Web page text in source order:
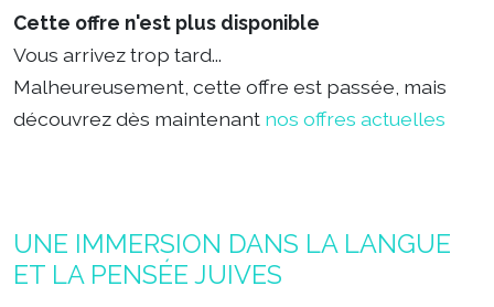
Cette offre n'est plus disponible
Vous arrivez trop tard...
Malheureusement, cette offre est passée, mais
découvrez dès maintenant nos offres actuelles
UNE IMMERSION DANS LA LANGUE
ET LA PENSÉE JUIVES